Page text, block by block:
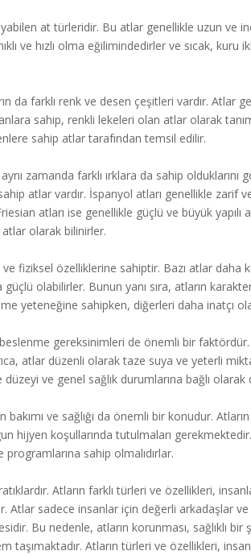
at türleridir. Bu atlar genellikle uzun ve
ve hızlı olma eğilimindedirler ve sıcak,
da farklı renk ve desen çeşitleri vardır. Atlar
sahip, renkli lekeleri olan atlar olarak
sahip atlar tarafından temsil edilir.
zamanda farklı ırklara da sahip olduklarını
atlar vardır. İspanyol atları genellikle zarif
atları ise genellikle güçlü ve büyük
olarak bilinirler.
fiziksel özelliklerine sahiptir. Bazı atlar daha
olabilirler. Bunun yanı sıra, atların
yeteneğine sahipken, diğerleri daha inatçı
beslenme gereksinimleri de önemli bir
atlar düzenli olarak taze suya ve yeterli
ve genel sağlık durumlarına bağlı olarak
ve sağlığı da önemli bir konudur.
hijyen koşullarında tutulmaları
sahip olmalıdırlar.
Atların farklı türleri ve özellikleri,
sadece insanlar için değerli arkadaşlar ve
Bu nedenle, atların korunması, sağlıklı bir
taşımaktadır. Atların türleri ve özellikleri,